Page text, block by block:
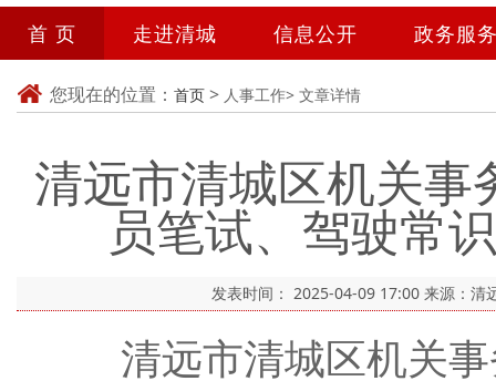
首 页 走进清城 信息公开 政务服
您现在的位置： 首页 > 人事工作> 文章详情
清远市清城区机关
员笔试、驾驶常
发表时间： 2025-04-09 17:00 来源：
清远市清城区机关事